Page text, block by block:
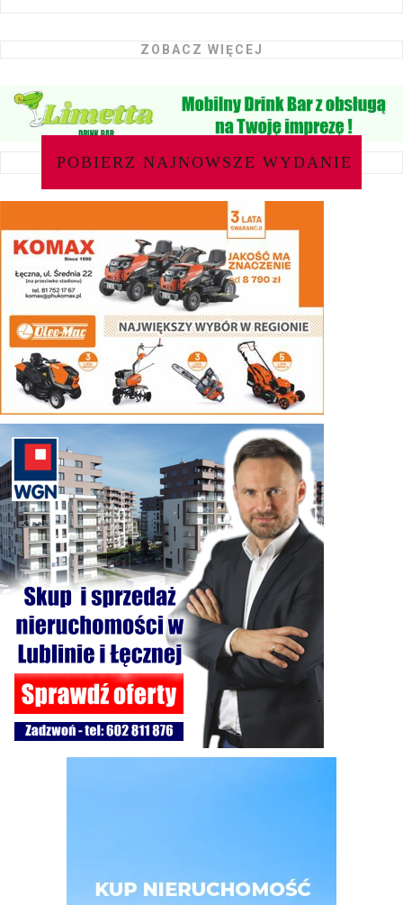
ZOBACZ WIĘCEJ
POBIERZ NAJNOWSZE WYDANIE